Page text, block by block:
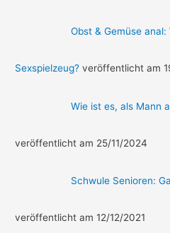
Obst & Gemüse
Sexspielzeug? veröffentlicht am
Wie ist es, als Mann
veröffentlicht am 25/11/2024
Schwule Senioren:
veröffentlicht am 12/12/2021